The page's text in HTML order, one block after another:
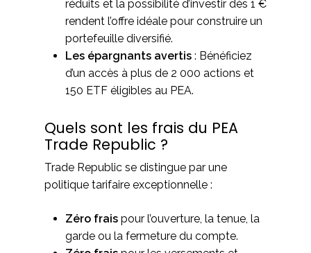
réduits et la possibilité d’investir dès 1 €
rendent l’offre idéale pour construire un
portefeuille diversifié.
Les épargnants avertis : Bénéficiez
d’un accès à plus de 2 000 actions et
150 ETF éligibles au PEA.
Quels sont les frais du PEA
Trade Republic ?
Trade Republic se distingue par une
politique tarifaire exceptionnelle :
Zéro frais pour l’ouverture, la tenue, la
garde ou la fermeture du compte.